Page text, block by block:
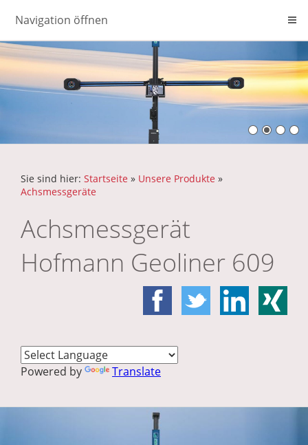
Navigation öffnen
Sie sind hier: Startseite » Unsere Produkte »
Achsmessgeräte
Achsmessgerät
Hofmann Geoliner 609
Powered by Translate